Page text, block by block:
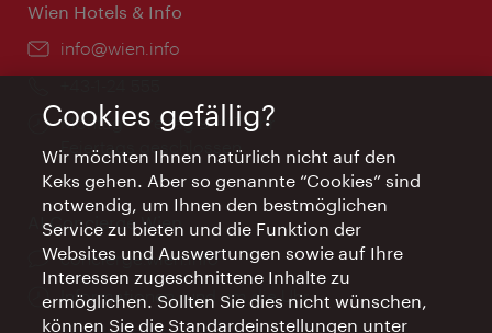
Wien Hotels & Info
Email:
info@wien.info
Öffnungszeiten:
Montag - Freitag 9 – 17 Uhr
Feiertags geschlossen
AI Concierge Wien
Ort:
concierge.wien.info
Öffnungszeiten:
Informationen rund um die Uhr
Cookies gefällig?
Wir möchten Ihnen natürlich nicht auf den
Keks gehen. Aber so genannte “Cookies” sind
notwendig, um Ihnen den bestmöglichen
Service zu bieten und die Funktion der
Websites und Auswertungen sowie auf Ihre
Interessen zugeschnittene Inhalte zu
ermöglichen. Sollten Sie dies nicht wünschen,
können Sie die Standardeinstellungen unter